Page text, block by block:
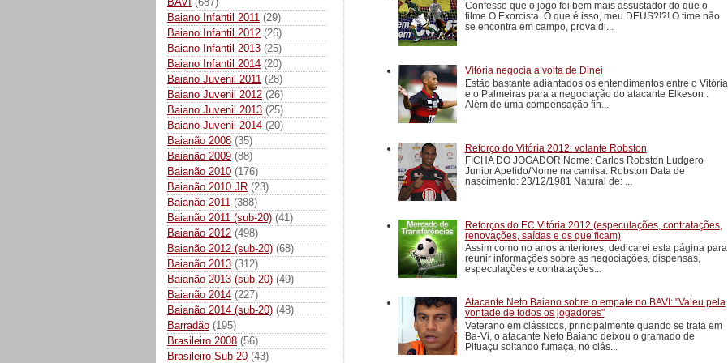
Baiano Infantil 2011 (29)
Baiano Infantil 2012 (26)
Baiano Infantil 2013 (25)
Baiano Infantil 2014 (20)
Baiano Juvenil 2011 (28)
Baiano Juvenil 2012 (26)
Baiano Juvenil 2013 (25)
Baiano Juvenil 2014 (20)
Baianão 2008 (35)
Baianão 2009 (88)
Baianão 2010 (176)
Baianão 2010 JR (23)
Baianão 2011 (388)
Baianão 2011 (sub-20) (41)
Baianão 2012 (498)
Baianão 2012 (sub-20) (68)
Baianão 2013 (312)
Baianão 2013 (sub-20) (49)
Baianão 2014 (227)
Baianão 2014 (sub-20) (48)
Barradão (195)
Brasileiro 2008 (56)
Brasileiro Sub-20 (43)
Confesso que o jogo foi bem mais assustador do que o
filme O Exorcista. O que é isso, meu DEUS?!?! O time não
se encontra em campo, prova di...
Vitória negocia a volta de Dinei
Estão bastante adiantados os entendimentos entre o Vitória
e o Palmeiras para a negociação do atacante Elkeson .
Além de uma compensação fin...
Reforço do Vitória 2012: volante Robston
FICHA DO JOGADOR Nome: Carlos Robston Ludgero
Junior Apelido/Nome na camisa: Robston Data de
nascimento: 23/12/1981 Natural de: ...
Reforços do EC Vitória 2012 (especulações, contratações,
renovações, saídas e os que ficam)
Assim como no anos anteriores, dedicarei esta página para
reunir informações sobre as negociações, dispensas,
especulações e contratações...
Atacante Neto Baiano sobre o empate no BAVI: "Valeu pela
vontade de todos os jogadores"
Veterano em clássicos, principalmente quando se trata em
Ba-Vi, o atacante Neto Baiano deixou o gramado de
Pituaçu soltando fumaça, no clás...